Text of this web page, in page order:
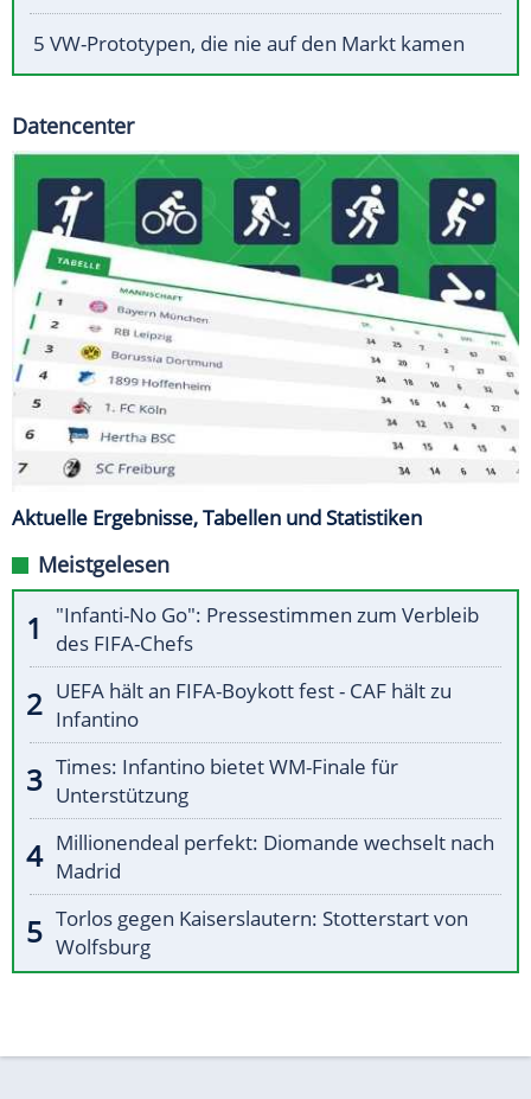
5 VW-Prototypen, die nie auf den Markt kamen
Datencenter
Aktuelle Ergebnisse, Tabellen und Statistiken
Meistgelesen
"Infanti-No Go": Pressestimmen zum Verbleib
des FIFA-Chefs
UEFA hält an FIFA-Boykott fest - CAF hält zu
Infantino
Times: Infantino bietet WM-Finale für
Unterstützung
Millionendeal perfekt: Diomande wechselt nach
Madrid
Torlos gegen Kaiserslautern: Stotterstart von
Wolfsburg